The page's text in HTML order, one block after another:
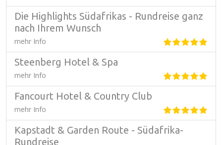
Die Highlights Südafrikas - Rundreise ganz
nach Ihrem Wunsch
mehr Info
Steenberg Hotel & Spa
mehr Info
Fancourt Hotel & Country Club
mehr Info
Kapstadt & Garden Route - Südafrika-
Rundreise